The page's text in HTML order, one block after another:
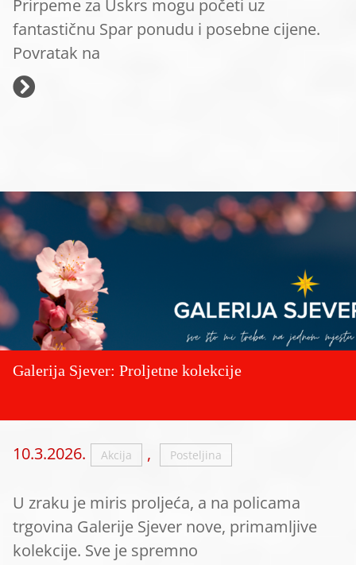
Prirpeme za Uskrs mogu početi uz
fantastičnu Spar ponudu i posebne cijene.
Povratak na
Galerija Sjever: Proljetne kolekcije
10.3.2026. Akcija , Posteljina
U zraku je miris proljeća, a na policama
trgovina Galerije Sjever nove, primamljive
kolekcije. Sve je spremno